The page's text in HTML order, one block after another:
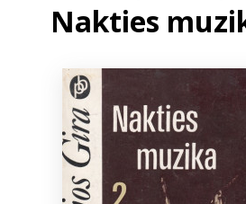
ELVIS atvyksta
Naujienos
Bibliotekoms
Nakties